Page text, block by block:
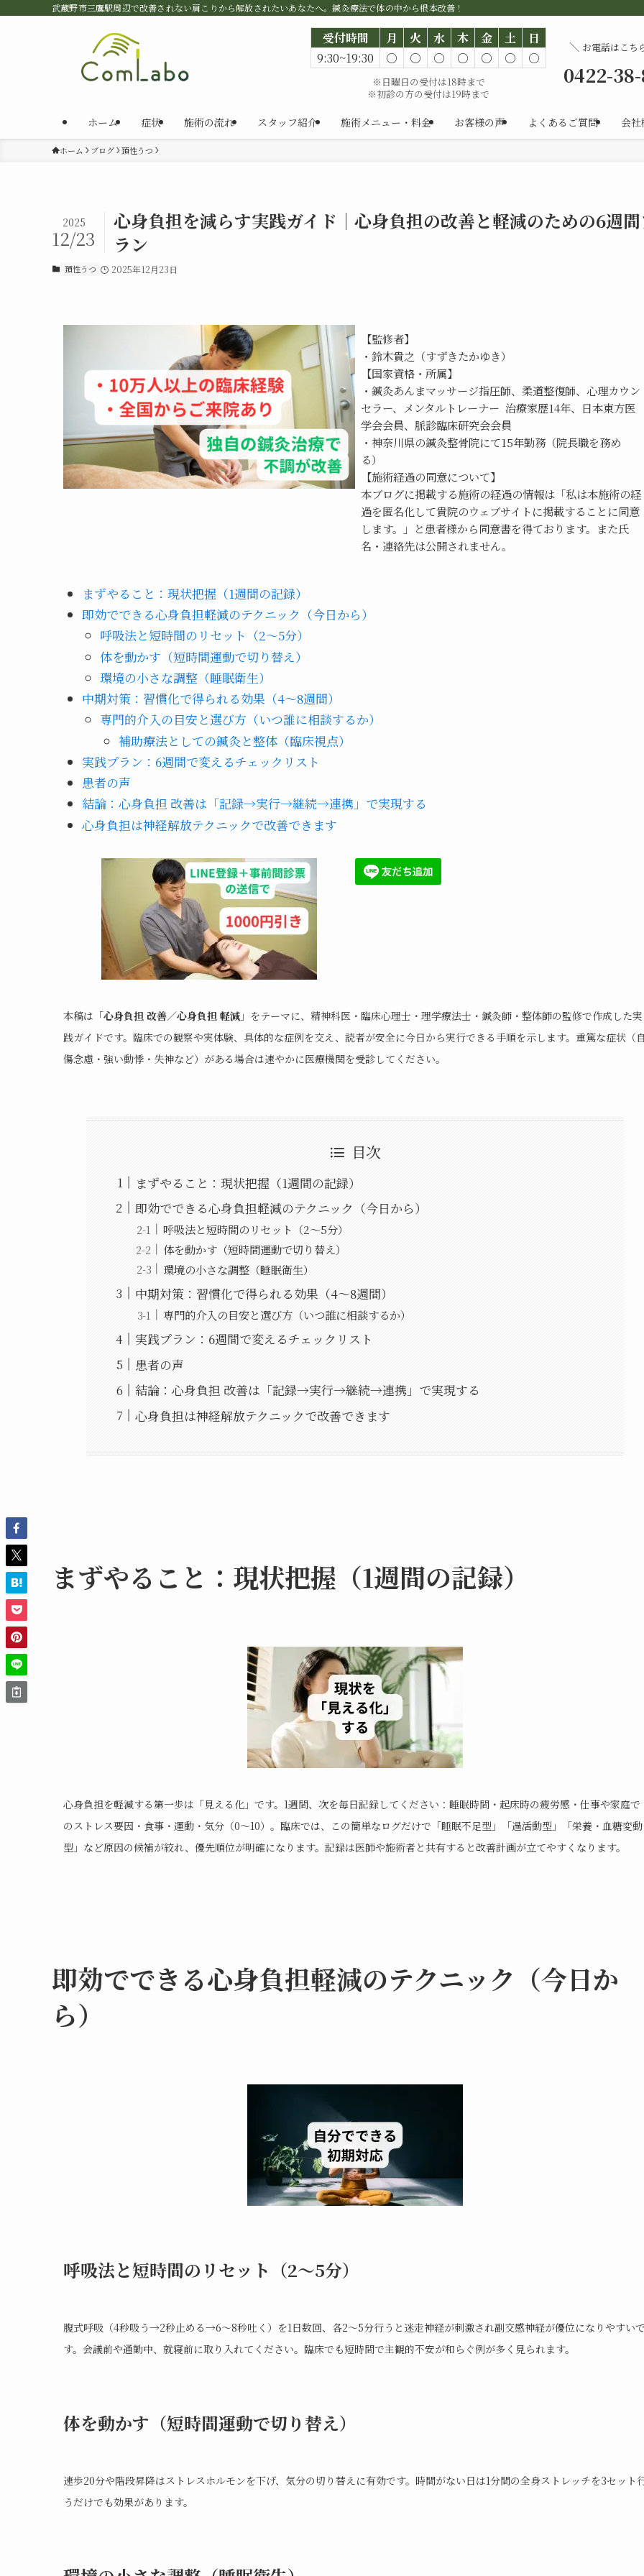
武蔵野市三鷹駅周辺で改善されない肩こりから解放されたいあなたへ。鍼灸療法で体の中から根本改善！
ホーム 症状 施術の流れ スタッフ紹介 施術メニュー・料金 お客様の声 よくあるご質問 会
受付時間 月 火 水 木 金 土
日
9:30~19:30
○ ○ ○ ○ ○ ○ ○
※日曜日の受付は18時まで
※初診の方の受付は19時まで
＼ お電話はこち
0422-
ホーム ブログ 頚性うつ
心身負担を減らす実践ガイド｜心身負担の改善と軽減のための6週
ラン
2025
12/23
頚性うつ 2025年12月23日
【監修者】
・鈴木貴之（すずきたかゆき）
【国家資格・所属】
・鍼灸あんまマッサージ指圧師、柔道整復師、心理カウン
セラー、メンタルトレーナー  治療家歴14年、日本東方医
学会会員、脈診臨床研究会会員
・神奈川県の鍼灸整骨院にて15年勤務（院長職を務め
る）
【施術経過の同意について】
本ブログに掲載する施術の経過の情報は「私は本施術の経
過を匿名化して貴院のウェブサイトに掲載することに同意
します。」と患者様から同意書を得ております。また氏
名・連絡先は公開されません。
まずやること：現状把握（1週間の記録）
即効でできる心身負担軽減のテクニック（今日から）
呼吸法と短時間のリセット（2〜5分）
体を動かす（短時間運動で切り替え）
環境の小さな調整（睡眠衛生）
中期対策：習慣化で得られる効果（4〜8週間）
専門的介入の目安と選び方（いつ誰に相談するか）
補助療法としての鍼灸と整体（臨床視点）
実践プラン：6週間で変えるチェックリスト
患者の声
結論：心身負担 改善は「記録→実行→継続→連携」で実現する
心身負担は神経解放テクニックで改善できます
本稿は「心身負担 改善／心身負担 軽減 」をテーマに、精神科医・臨床心理士・理学療法士・鍼灸師・整体師の監修で作成した実
践ガイドです。臨床での観察や実体験、具体的な症例を交え、読者が安全に今日から実行できる手順を示します。重篤な症状（
傷念慮・強い動悸・失神など）がある場合は速やかに医療機関を受診してください。
目次
まずやること：現状把握（1週間の記録）
即効でできる心身負担軽減のテクニック（今日から）
呼吸法と短時間のリセット（2〜5分）
体を動かす（短時間運動で切り替え）
環境の小さな調整（睡眠衛生）
中期対策：習慣化で得られる効果（4〜8週間）
専門的介入の目安と選び方（いつ誰に相談するか）
実践プラン：6週間で変えるチェックリスト
患者の声
結論：心身負担 改善は「記録→実行→継続→連携」で実現する
心身負担は神経解放テクニックで改善できます
まずやること：現状把握（1週間の記録）
心身負担を軽減する第一歩は「見える化」です。1週間、次を毎日記録してください：睡眠時間・起床時の疲労感・仕事や家庭で
のストレス要因・食事・運動・気分（0〜10）。臨床では、この簡単なログだけで「睡眠不足型」「過活動型」「栄養・血糖変動
型」など原因の候補が絞れ、優先順位が明確になります。記録は医師や施術者と共有すると改善計画が立てやすくなります。
即効でできる心身負担軽減のテクニック（今日か
ら）
呼吸法と短時間のリセット（2〜5分）
腹式呼吸（4秒吸う→2秒止める→6〜8秒吐く）を1日数回、各2〜5分行うと迷走神経が刺激され副交感神経が優位になりやすい
す。会議前や通勤中、就寝前に取り入れてください。臨床でも短時間で主観的不安が和らぐ例が多く見られます。
体を動かす（短時間運動で切り替え）
速歩20分や階段昇降はストレスホルモンを下げ、気分の切り替えに有効です。時間がない日は1分間の全身ストレッチを3セット
うだけでも効果があります。